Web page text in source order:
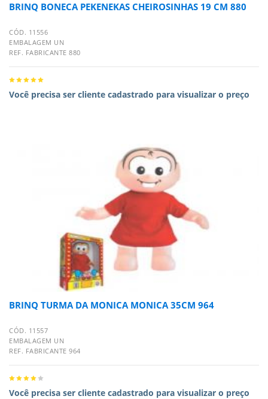
BRINQ BONECA PEKENEKAS CHEIROSINHAS 19 CM 880
CÓD. 11556
EMBALAGEM UN
REF. FABRICANTE 880
Você precisa ser cliente cadastrado para visualizar o preço
BRINQ TURMA DA MONICA MONICA 35CM 964
CÓD. 11557
EMBALAGEM UN
REF. FABRICANTE 964
Você precisa ser cliente cadastrado para visualizar o preço